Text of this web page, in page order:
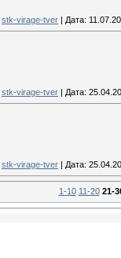
stk-virage-tver | Дата:
stk-virage-tver | Дата:
stk-virage-tver | Дата:
1-10 11-20 21-